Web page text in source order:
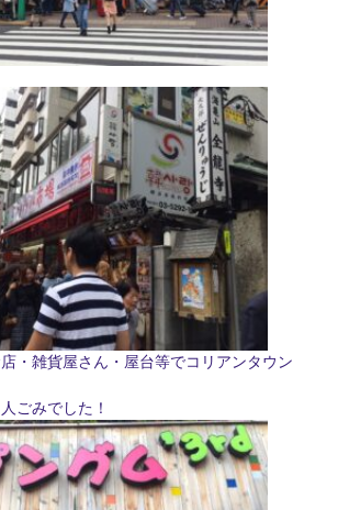
・雑貨屋さん・屋台等でコリアンタウン
ごみでした！